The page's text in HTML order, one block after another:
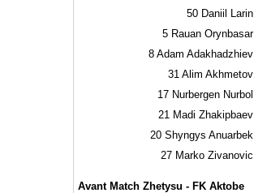
50Daniil Larin
5Rauan Orynbasar
8Adam Adakhadzhiev
31Alim Akhmetov
17Nurbergen Nurbol
21Madi Zhakipbaev
20Shyngys Anuarbek
27Marko Zivanovic
Avant Match Zhetysu - FK Aktobe